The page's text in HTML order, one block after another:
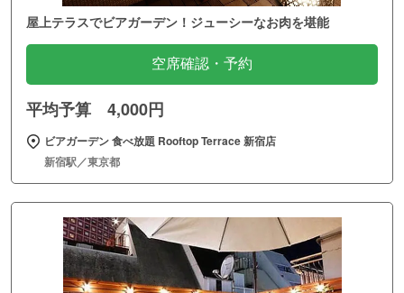
屋上テラスでビアガーデン！ジューシーなお肉を堪能
空席確認・予約
平均予算 4,000円
ビアガーデン 食べ放題 Rooftop Terrace 新宿店
新宿駅／東京都